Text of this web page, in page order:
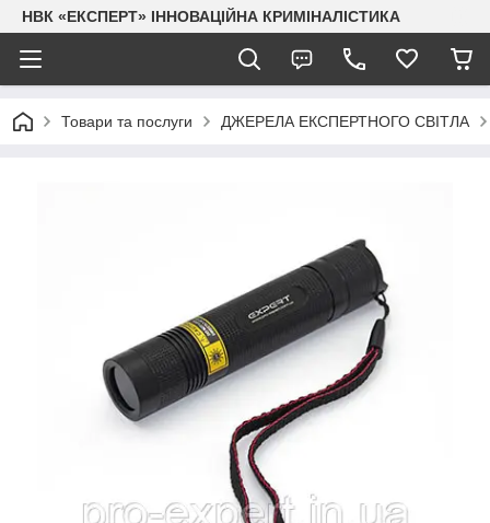
НВК «ЕКСПЕРТ» ІННОВАЦІЙНА КРИМІНАЛІСТИКА
Товари та послуги ДЖЕРЕЛА ЕКСПЕРТНОГО СВІТЛА